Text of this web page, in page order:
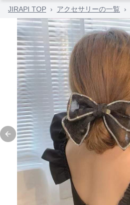
JIRAPI TOP › アクセサリーの一覧 ›
Previous slide